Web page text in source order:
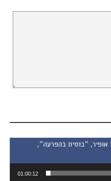
פרסי אופיר, ״בוסית בהפרעה״,
01:00:12